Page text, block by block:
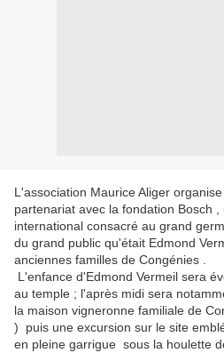
L'association Maurice Aliger
partenariat avec la fondation Bosch ,
international consacré au grand
du grand public qu'était Edmond
anciennes familles de Congénies .
L'enfance d'Edmond Vermeil sera
au temple ; l'après midi sera
la maison vigneronne familiale de
) puis une excursion sur le site
en pleine garrigue sous la houlette